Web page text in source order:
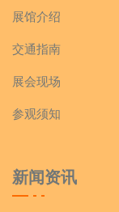
展馆介绍
交通指南
展会现场
参观须知
新闻资讯